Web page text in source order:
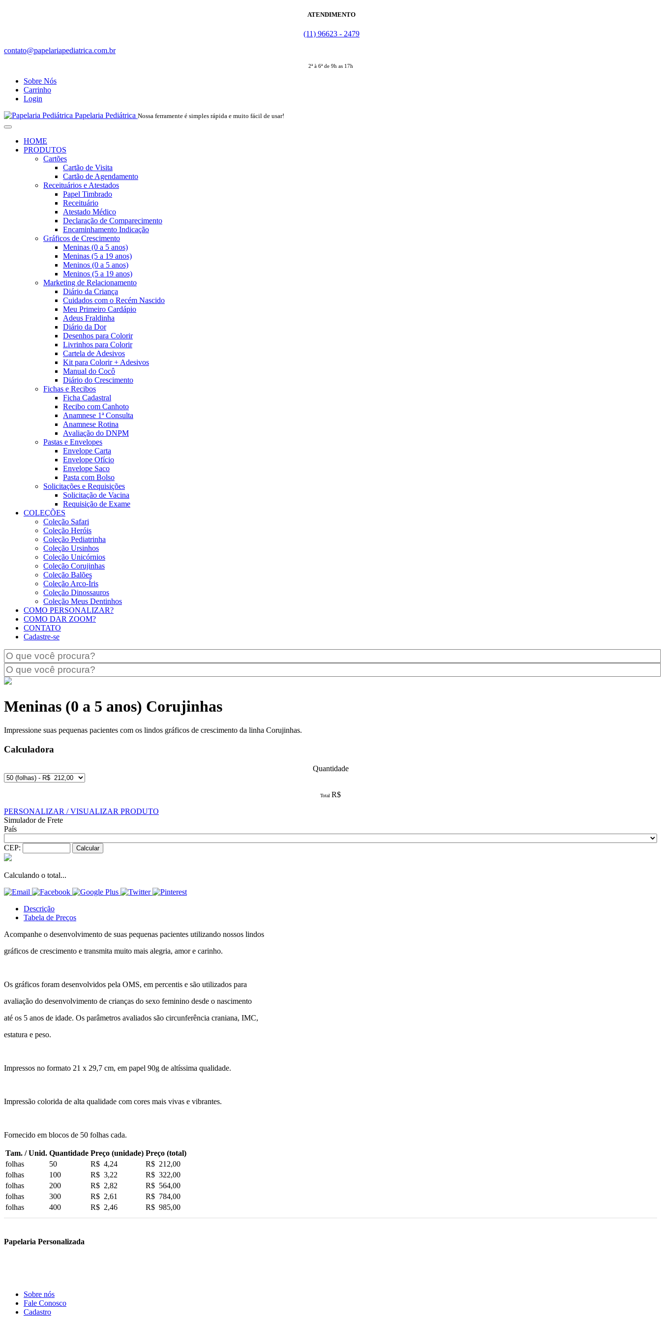
ATENDIMENTO
(11) 96623 - 2479
contato@papelariapediatrica.com.br
2ª à 6ª de 9h as 17h
Sobre Nós
Carrinho
Login
Papelaria Pediátrica Nossa ferramente é simples rápida e muito fácil de usar!
HOME
PRODUTOS
Cartões
Cartão de Visita
Cartão de Agendamento
Receituários e Atestados
Papel Timbrado
Receituário
Atestado Médico
Declaração de Comparecimento
Encaminhamento Indicação
Gráficos de Crescimento
Meninas (0 a 5 anos)
Meninas (5 a 19 anos)
Meninos (0 a 5 anos)
Meninos (5 a 19 anos)
Marketing de Relacionamento
Diário da Criança
Cuidados com o Recém Nascido
Meu Primeiro Cardápio
Adeus Fraldinha
Diário da Dor
Desenhos para Colorir
Livrinhos para Colorir
Cartela de Adesivos
Kit para Colorir + Adesivos
Manual do Cocô
Diário do Crescimento
Fichas e Recibos
Ficha Cadastral
Recibo com Canhoto
Anamnese 1ª Consulta
Anamnese Rotina
Avaliação do DNPM
Pastas e Envelopes
Envelope Carta
Envelope Ofício
Envelope Saco
Pasta com Bolso
Solicitações e Requisições
Solicitação de Vacina
Requisição de Exame
COLEÇÕES
Coleção Safari
Coleção Heróis
Coleção Pediatrinha
Coleção Ursinhos
Coleção Unicórnios
Coleção Corujinhas
Coleção Balões
Coleção Arco-Íris
Coleção Dinossauros
Coleção Meus Dentinhos
COMO PERSONALIZAR?
COMO DAR ZOOM?
CONTATO
Cadastre-se
Meninas (0 a 5 anos) Corujinhas
Impressione suas pequenas pacientes com os lindos gráficos de crescimento da linha Corujinhas.
Calculadora
Quantidade
Total R$
PERSONALIZAR / VISUALIZAR PRODUTO
Simulador de Frete
País
CEP:
Calculando o total...
Descrição
Tabela de Preços
Acompanhe o desenvolvimento de suas pequenas pacientes utilizando nossos lindos
gráficos de crescimento e transmita muito mais alegria, amor e carinho.
Os gráficos foram desenvolvidos pela OMS, em percentis e são utilizados para
avaliação do desenvolvimento de crianças do sexo feminino desde o nascimento
até os 5 anos de idade. Os parâmetros avaliados são circunferência craniana, IMC,
estatura e peso.
Impressos no formato 21 x 29,7 cm, em papel 90g de altíssima qualidade.
Impressão colorida de alta qualidade com cores mais vivas e vibrantes.
Fornecido em blocos de 50 folhas cada.
Tam. / Unid. Quantidade Preço (unidade) Preço (total)
folhas
50 R$ 4,24
R$ 212,00
folhas
100 R$ 3,22
R$ 322,00
folhas
200 R$ 2,82
R$ 564,00
folhas
300 R$ 2,61
R$ 784,00
folhas
400 R$ 2,46 R$ 985,00
Papelaria Personalizada
Sobre nós
Fale Conosco
Cadastro